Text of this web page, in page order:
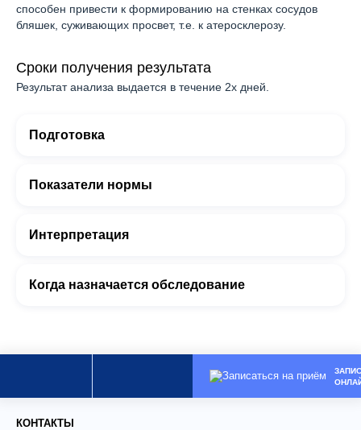
способен привести к формированию на стенках сосудов
бляшек, суживающих просвет, т.е. к атеросклерозу.
Сроки получения результата
Результат анализа выдается в течение 2х дней.
Подготовка
Показатели нормы
Интерпретация
Когда назначается обследование
КОНТАКТЫ